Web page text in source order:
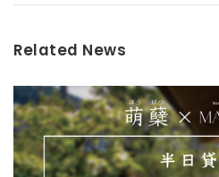
Related News